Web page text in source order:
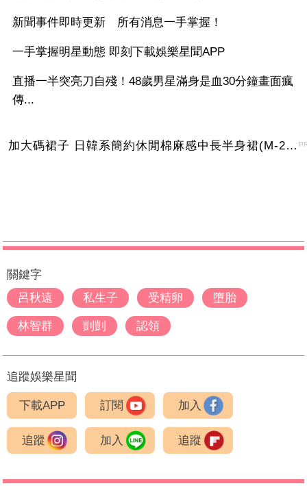
新聞事件即時更新 所有消息一手掌握！
一手掌握明星動態 即刻下載娛樂星聞APP
直播一半突亮刀自殘！48歲男星滿身是血30分鐘畫面瘋
傳...
加大碼裙子 日韓系簡約休閒棉麻感中長半身裙(M-2XL)【XMS54038】＊艾美時尚(現+預)
關鍵字
呂秋遠
私生子 受精卵 墮胎
林智群 剴剴 認領
追蹤娛樂星聞
下載APP 訂閱 加入
追蹤 加入 追蹤